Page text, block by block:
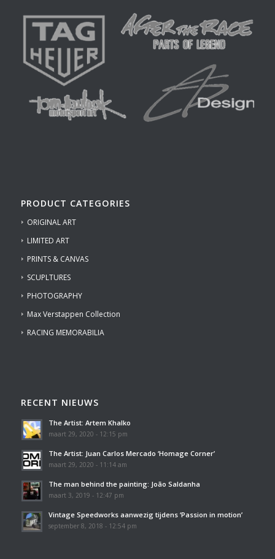
PRODUCT CATEGORIES
ORIGINAL ART
LIMITED ART
PRINTS & CANVAS
SCUPLTURES
PHOTOGRAPHY
Max Verstappen Collection
RACING MEMORABILIA
RECENT NIEUWS
The Artist: Artem Khalko
maart 29, 2020 - 12:15 pm
The Artist: Juan Carlos Mercado ‘Homage Corner’
maart 29, 2020 - 11:14 am
The man behind the painting: João Saldanha
maart 3, 2019 - 12:47 pm
Vintage Speedworks aanwezig tijdens ‘Passion in motion’
september 8, 2018 - 12:54 pm